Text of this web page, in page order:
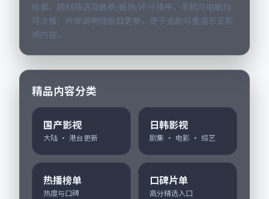
检索、题材筛选及最新/最热/评分排序，手机与电脑均
可点播；片库说明随剧目更新，便于追剧与重温东亚影
视内容。
精品内容分类
国产影视
大陆 · 港台更新
日韩影视
剧集 · 电影 · 综艺
热播榜单
热度与口碑
口碑片单
高分精选入口